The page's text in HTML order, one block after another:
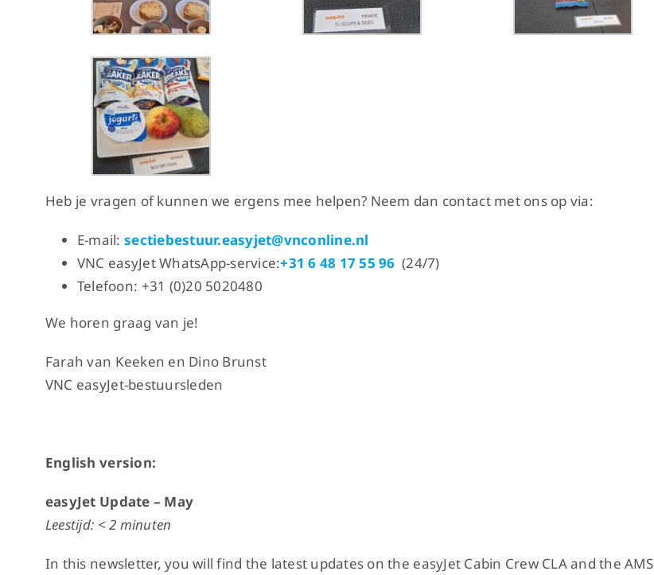
Heb je vragen of kunnen we ergens mee helpen? Neem dan contact met ons op via:
E-mail: sectiebestuur.easyjet@vnconline.nl
VNC easyJet WhatsApp-service:+31 6 48 17 55 96 (24/7)
Telefoon: +31 (0)20 5020480
We horen graag van je!
Farah van Keeken en Dino Brunst
VNC easyJet-bestuursleden
English version:
easyJet Update – May
Leestijd: < 2 minuten
In this newsletter, you will find the latest updates on the easyJet Cabin Crew CLA and the AMS